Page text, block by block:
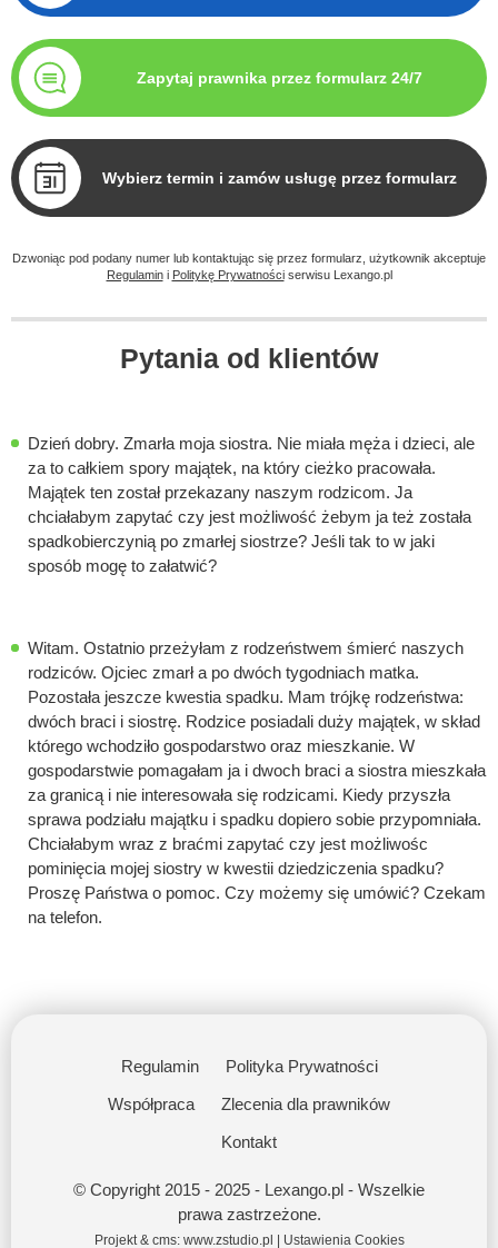
Zapytaj prawnika przez formularz 24/7
Wybierz termin i zamów usługę przez formularz
Dzwoniąc pod podany numer lub kontaktując się przez formularz, użytkownik akceptuje
Regulamini Politykę Prywatnościserwisu Lexango.pl
Pytania od klientów
Dzień dobry. Zmarła moja siostra. Nie miała męża i dzieci, ale
za to całkiem spory majątek, na który cieżko pracowała.
Majątek ten został przekazany naszym rodzicom. Ja
chciałabym zapytać czy jest możliwość żebym ja też została
spadkobierczynią po zmarłej siostrze? Jeśli tak to w jaki
sposób mogę to załatwić?
Witam. Ostatnio przeżyłam z rodzeństwem śmierć naszych
rodziców. Ojciec zmarł a po dwóch tygodniach matka.
Pozostała jeszcze kwestia spadku. Mam trójkę rodzeństwa:
dwóch braci i siostrę. Rodzice posiadali duży majątek, w skład
którego wchodziło gospodarstwo oraz mieszkanie. W
gospodarstwie pomagałam ja i dwoch braci a siostra mieszkała
za granicą i nie interesowała się rodzicami. Kiedy przyszła
sprawa podziału majątku i spadku dopiero sobie przypomniała.
Chciałabym wraz z braćmi zapytać czy jest możliwośc
pominięcia mojej siostry w kwestii dziedziczenia spadku?
Proszę Państwa o pomoc. Czy możemy się umówić? Czekam
na telefon.
Regulamin
Polityka Prywatności
Współpraca
Zlecenia dla prawników
Kontakt
© Copyright 2015 - 2025 - Lexango.pl - Wszelkie
prawa zastrzeżone.
Projekt & cms: www.zstudio.pl Ustawienia Cookies